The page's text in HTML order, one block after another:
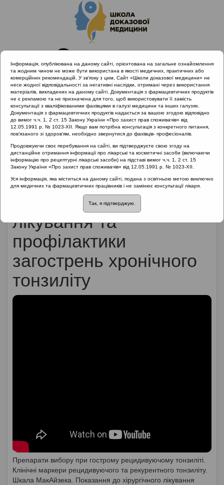
Головна
Матеріали за МКХ-11
12 Хвороби органів дихання
Персоніфікований підхід до діагностики, лікування та
профілактики загострень хронічного тонзиліту
Персоніфікований
підхід до діагностики,
лікування та
профілактики
загострень хронічного
тонзиліту
Препарати вибору при гострому рецидивуючому тонзиліті.
Клінічні маркери рецидивуючого та рекурентного тонзиліту.
Шкала МакАйзека. Показання до хірургічного лікування
Інформація, опублікована на даному сайті, орієнтована на загальне ознайомлення
та жодним чином не може бути використана в якості медичних, практичних або
комерційних рекомендацій. У зв’язку з цим, Сайт «Школи доказової медицини» не
несе жодної відповідальності за негативні наслідки, отримані через використання
матеріалів, викладених на даному сайті. Документація з фармацевтичних продуктів
не є рекламою та не призначена для того, щоб використовувати її замість
консультації з кваліфікованими фахівцями в галузі медицини та інших галузях.
Документація з фармацевтичних продуктів надається за вашою згодою відповідно
до вимог ч.ч. 1, 2 ст. 15 Закону України «Про захист прав споживачів» від
12.05.1991 р. № 1023-XII. Якщо вам потрібна консультація з конкретного питання,
пов’язаного зі здоров’ям, необхідно звернутися до фахівців- професіоналів.
Продовжуючи своє перебування на сайті, ви підтверджуєте свою згоду на
дистанційне отримання інформації про лікарські та косметичні засоби (включаючи
інформацію про рецептурні лікарські засоби) на підставі вимог ч.ч. 1, 2 ст. 15
Закону України «Про захист прав споживачів» від 12.05.1991 р. № 1023-XII.
Уся інформація, яка міститься на даному сайті, подана з освітньою метою виключно
для медичних та фармацевтичних працівників і не замінює консультації лікаря.
Так, я підтверджую.